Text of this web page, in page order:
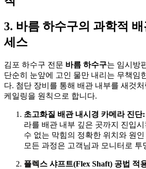
3. 바름 하수구의 과학적
세스
김포 하수구 전문 바름 하수구는 임시방
단순히 눈앞에 고인 물만 내리는 무책임
다. 첨단 장비를 통해 배관 내부를 새것
케일링을 원칙으로 합니다.
초고화질 배관 내시경 카메라 진단:
라를 배관 내부 깊은 곳까지 진입
수 없는 막힘의 정확한 위치와 원
모든 과정은 고객님과 모니터로
플렉스 샤프트(Flex Shaft) 공법 적